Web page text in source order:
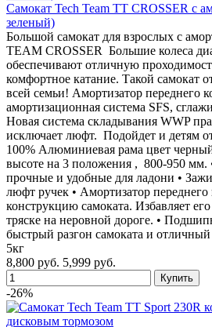
Cамокат Tech Team TT CROSSER с
зеленый)
Большой самокат для взрослых с
TEAM CROSSER Большие колеса
обеспечивают отличную
комфортное катание. Такой самокат
всей семьи! Амортизатор переднего
амортизационная система SFS,
Новая система складывания WWP
исключает люфт. Подойдет и детям
100% Алюминиевая рама цвет черный
высоте на 3 положения , 800-950 мм.
прочные и удобные для ладони •
люфт ручек • Амортизатор переднего
конструкцию самоката. Избавляет
тряске на неровной дороге. •
быстрый разгон самоката и
5кг
8,800 руб. 5,999 руб.
-26%